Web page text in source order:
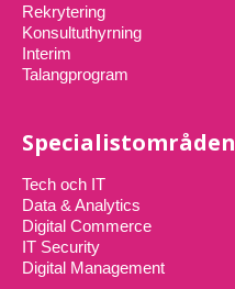
Rekrytering
Konsultuthyrning
Interim
Talangprogram
Specialistområden
Tech och IT
Data & Analytics
Digital Commerce
IT Security
Digital Management